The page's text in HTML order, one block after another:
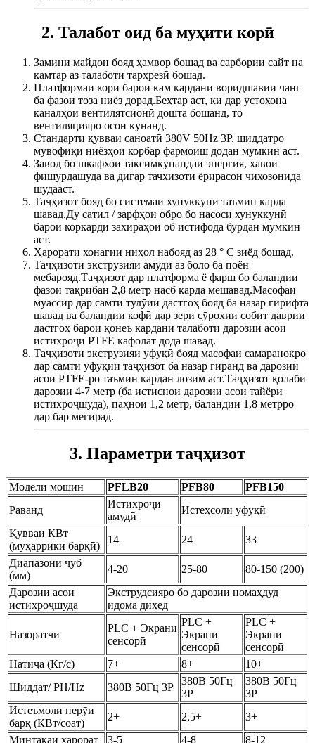
2. Талабот оид ба муҳити корӣ
Замини майдон бояд ҳамвор бошад ва сарбории сайт на
камтар аз талаботи тарҳрезӣ бошад.
Платформаи корӣ барои кам кардани воридшавии чанг
ба фазои тоза ниёз дорад.Беҳтар аст, ки дар устохона
каналҳои вентилятсионӣ дошта бошанд, то
вентиляцияро осон кунанд.
Стандарти қувваи саноатӣ 380V 50Hz 3P, шиддатро
мувофиқи ниёзҳои корбар фармоиш додан мумкин аст.
Завод бо шкафхои таксимкунандаи энергия, хавои
фишурдашуда ва дигар тачхизоти ёрирасон чихозонида
шудааст.
Таҷҳизот бояд бо системаи хунуккунӣ таъмин карда
шавад.Ду сатил / зарфҳои обро бо насоси хунуккунӣ
барои коркарди захираҳои об истифода бурдан мумкин
аст.
Ҳарорати хонагии ниҳол набояд аз 28 ° C зиёд бошад.
Таҷҳизоти экструзияи амудӣ аз боло ба поён
мебарояд.Таҷҳизот дар платформа ё фарш бо баландии
фазои тақрибан 2,8 метр насб карда мешавад.Масофаи
муассир дар самти тулӯии дастгоҳ бояд ба назар гирифта
шавад ва баландии кофӣ дар зери сӯрохии собит даврии
дастгоҳ барои қонеъ кардани талаботи дарозии асои
истихроҷи PTFE кафолат дода шавад.
Таҷҳизоти экструзияи уфуқӣ бояд масофаи самаранокро
дар самти уфуқии таҷҳизот ба назар гиранд ва дарозии
асои PTFE-ро таъмин кардан лозим аст.Таҷҳизот қолаби
дарозии 4-7 метр (ба истиснои дарозии асои тайёри
истихроҷшуда), паҳнои 1,2 метр, баландии 1,8 метрро
дар бар мегирад.
3. Параметри таҷҳизот
Модели мошин PFLB20 PFB80
PFB150
Раванд
Истихроҷи
амудӣ
Истеҳсоли уфуқӣ
Қувваи КВт
(муҳаррики барқӣ)
14 24
33
Диапазони чӯб
(мм)
4-20 25-80
80-150 (200)
Дарозии асои
истихроҷшуда
Экструдсияро бо дарозии номаҳдуд
идома диҳед
Назоратчӣ
PLC + Экрани
сенсорӣ
PLC +
Экрани
сенсорӣ
PLC +
Экрани
сенсорӣ
Натиҷа (Кг/с)
7+ 8+
10+
Шиддат/ PH/Hz
380В 50Гц 3Р
380В 50Гц
3Р
380В 50Гц
3Р
Истеъмоли нерӯи
барқ ​​(КВт/соат)
2+ 2,5+
3+
Минтақаи ҳарорат
3-5 4-8 8-12